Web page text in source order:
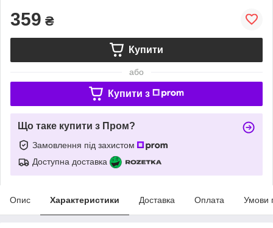
359 ₴
Купити
або
Купити з
Що таке купити з Пром?
Замовлення під захистом
Доступна доставка
Опис Характеристики Доставка Оплата Умови